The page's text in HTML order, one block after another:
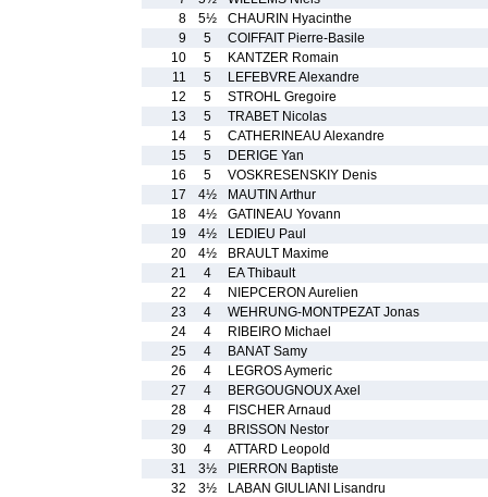
8
5½
CHAURIN Hyacinthe
9
5
COIFFAIT Pierre-Basile
10
5
KANTZER Romain
11
5
LEFEBVRE Alexandre
12
5
STROHL Gregoire
13
5
TRABET Nicolas
14
5
CATHERINEAU Alexandre
15
5
DERIGE Yan
16
5
VOSKRESENSKIY Denis
17
4½
MAUTIN Arthur
18
4½
GATINEAU Yovann
19
4½
LEDIEU Paul
20
4½
BRAULT Maxime
21
4
EA Thibault
22
4
NIEPCERON Aurelien
23
4
WEHRUNG-MONTPEZAT Jonas
24
4
RIBEIRO Michael
25
4
BANAT Samy
26
4
LEGROS Aymeric
27
4
BERGOUGNOUX Axel
28
4
FISCHER Arnaud
29
4
BRISSON Nestor
30
4
ATTARD Leopold
31
3½
PIERRON Baptiste
32
3½
LABAN GIULIANI Lisandru